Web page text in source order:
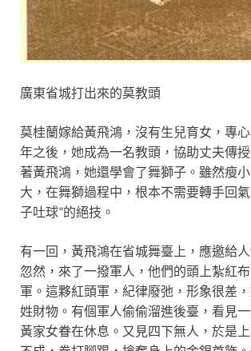
廣東省城打出來的莫教頭
莫桂蘭嫁給黃飛鴻，沒有生兒育女，專
年之後，她成為一名教頭，協助丈夫傳
著黃飛鴻，她還學會了舞獅子。雖然瘦
大，在舞獅過程中，根本不需要轉手回
子吐球”的絕技。
有一回，黃飛鴻在省城舞臺上，應邀給
忽然，來了一撥軍人，他們的頭上紮紅
軍。這夥紅頭軍，紀律廢弛，形象很差
姓財物。有個軍人偷偷溜進後臺，看見
黃家女眷在休息。又見四下無人，於是